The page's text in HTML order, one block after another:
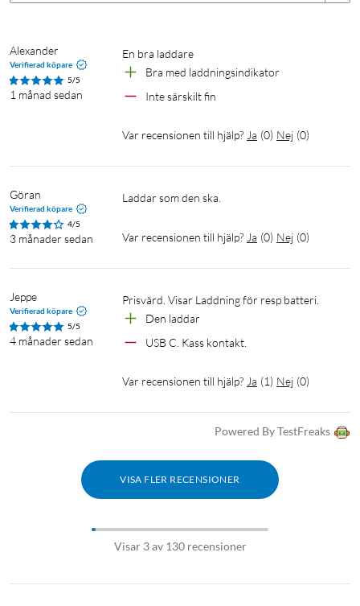
Alexander
Verifierad köpare
5/5
1 månad sedan
En bra laddare
Bra med laddningsindikator
Inte särskilt fin
Var recensionen till hjälp? Ja (0) Nej (0)
Göran
Verifierad köpare
4/5
3 månader sedan
Laddar som den ska.
Var recensionen till hjälp? Ja (0) Nej (0)
Jeppe
Verifierad köpare
5/5
4 månader sedan
Prisvärd. Visar Laddning för resp batteri.
Den laddar
USB C. Kass kontakt.
Var recensionen till hjälp? Ja (1) Nej (0)
Powered By TestFreaks
VISA FLER RECENSIONER
Visar 3 av 130 recensioner